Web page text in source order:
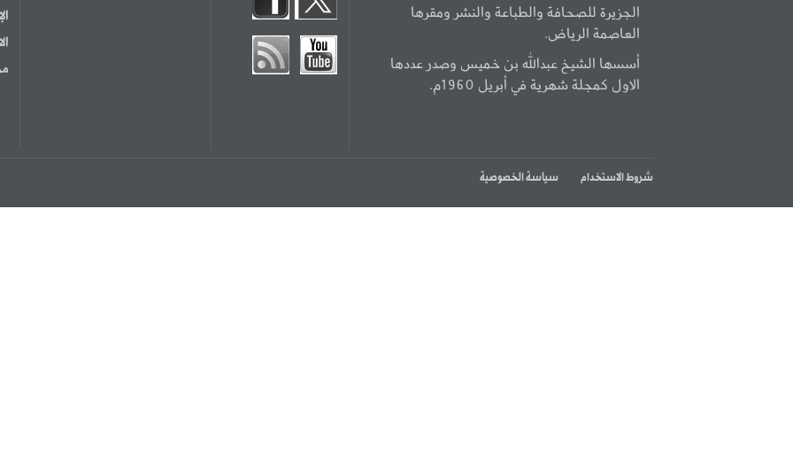
الجزيرة للصحافة والطباعة والنشر ومقرها
العاصمة الرياض.
أسسها الشيخ عبدالله بن خميس وصدر عددها
الاول كمجلة شهرية في أبريل 1960م.
شروط الاستخدام سياسة الخصوصية